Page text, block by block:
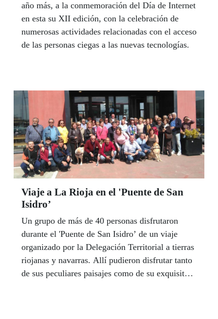
año más, a la conmemoración del Día de Internet
en esta su XII edición, con la celebración de
numerosas actividades relacionadas con el acceso
de las personas ciegas a las nuevas tecnologías.
Viaje a La Rioja en el 'Puente de San
Isidro’
Un grupo de más de 40 personas disfrutaron
durante el 'Puente de San Isidro’ de un viaje
organizado por la Delegación Territorial a tierras
riojanas y navarras. Allí pudieron disfrutar tanto
de sus peculiares paisajes como de su exquisita